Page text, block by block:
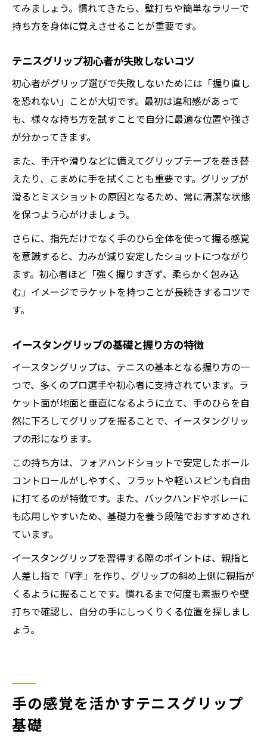
てみましょう。慣れてきたら、壁打ちや簡単なラリーで
持ち方を身体に覚えさせることが重要です。
テニスグリップ初心者が失敗しないコツ
初心者がグリップ選びで失敗しないためには「握り直し
を恐れない」ことが大切です。最初は違和感があって
も、様々な持ち方を試すことで自分に最適な位置や強さ
が分かってきます。
また、手汗や滑りなどに備えてグリップテープを巻き替
えたり、こまめに手を拭くことも重要です。グリップが
滑るとミスショットの原因となるため、常に清潔な状態
を保つよう心がけましょう。
さらに、指先だけでなく手のひら全体を使って握る感覚
を意識すると、力みが減り安定したショットにつながり
ます。初心者ほど「強く握りすぎず、柔らかく包み込
む」イメージでラケットを持つことが長続きするコツで
す。
イースタングリップの基礎と握り方の特徴
イースタングリップは、テニスの基本となる握り方の一
つで、多くのプロ選手や初心者に支持されています。ラ
ケット面が地面と垂直になるように立て、手のひらを自
然に下ろしてグリップを握ることで、イースタングリッ
プの形になります。
この持ち方は、フォアハンドショットで安定したボール
コントロールがしやすく、フラットや軽いスピンも自由
に打てるのが特徴です。また、バックハンドやボレーに
も応用しやすいため、基礎力を養う段階でおすすめされ
ています。
イースタングリップを習得する際のポイントは、親指と
人差し指で「V字」を作り、グリップの斜め上側に親指が
くるように握ることです。慣れるまで何度も素振りや壁
打ちで確認し、自分の手にしっくりくる位置を探しまし
ょう。
手の感覚を活かすテニスグリップ
基礎